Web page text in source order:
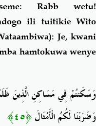
Rabb wetu!
ili tuitikie Wito
Je, kwani
hamtokuwa wenye
وَسَكَنتُمْ فِي مَسَاكِنِ الَّذِينَ
وَضَرَبْنَا لَكُمُ الْأَمْثَالَ﴿٤٥﴾